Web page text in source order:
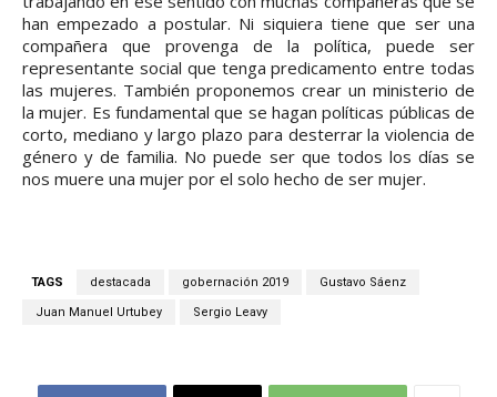
han empezado a postular. Ni siquiera tiene que ser una
compañera que provenga de la política, puede ser
representante social que tenga predicamento entre todas
las mujeres. También proponemos crear un ministerio de
la mujer. Es fundamental que se hagan políticas públicas de
corto, mediano y largo plazo para desterrar la violencia de
género y de familia. No puede ser que todos los días se
nos muere una mujer por el solo hecho de ser mujer.
TAGS destacada gobernación 2019 Gustavo Sáenz
Juan Manuel Urtubey Sergio Leavy